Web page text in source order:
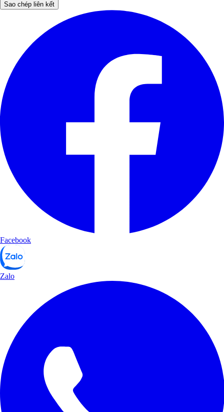
Sao chép liên kết
Facebook
Zalo